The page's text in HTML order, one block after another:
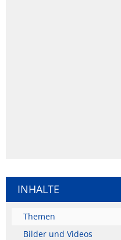
INHALTE
Themen
Bilder und Videos